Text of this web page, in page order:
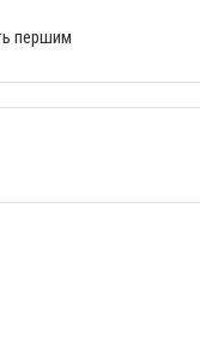
першим